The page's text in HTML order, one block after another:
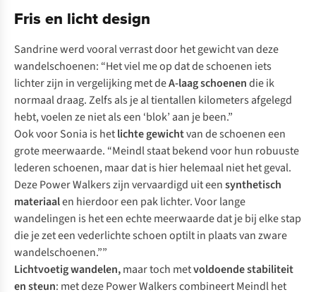
Fris en licht design
Sandrine werd vooral verrast door het gewicht van deze
wandelschoenen: “Het viel me op dat de schoenen iets
lichter zijn in vergelijking met deA-laag schoenendie ik
normaal draag. Zelfs als je al tientallen kilometers afgelegd
hebt, voelen ze niet als een ‘blok’ aan je been.”
Ook voor Sonia is hetlichte gewichtvan de schoenen een
grote meerwaarde. “Meindl staat bekend voor hun robuuste
lederen schoenen, maar dat is hier helemaal niet het geval.
Deze Power Walkers zijn vervaardigd uit eensynthetisch
materiaalen hierdoor een pak lichter. Voor lange
wandelingen is het een echte meerwaarde dat je bij elke stap
die je zet een vederlichte schoen optilt in plaats van zware
wandelschoenen.””
Lichtvoetig wandelen,maar toch metvoldoende stabiliteit
en steun: met deze Power Walkers combineert Meindl het